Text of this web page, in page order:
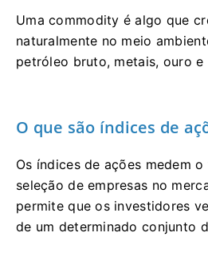
Uma commodity é algo que
naturalmente no meio
petróleo bruto, metais, ouro e
O que são índices de
Os índices de ações medem
seleção de empresas no
permite que os investidores
de um determinado conjunto